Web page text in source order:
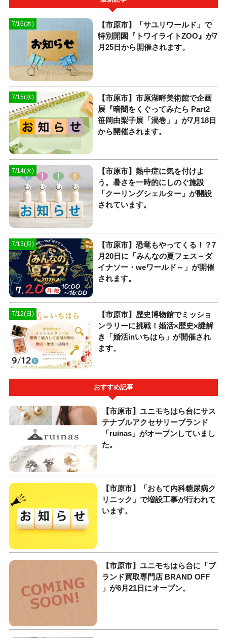
7/16(木)
【市原市】「サユリワールド」で
特別開園『トワイライトZOO』が7
月25日から開催されます。
7/15(水)
【市原市】市原湖畔美術館で企画
展『暗闇をくぐってみたら Part2
笹岡由梨子展「渦巻」』が7月18日
から開催されます。
7/14(火)
【市原市】熱中症に気を付けよ
う。暑さを一時的にしのぐ施設
「クーリングシェルター」が開設
されています。
7/13(月)
【市原市】恐竜もやってくる！？7
月20日に「みんなの夏フェス～ダ
イナソー・weワールド～」が開催
されます。
7/12(日)
【市原市】歴史博物館でミッショ
ンラリーに挑戦！婚活×歴史×謎解
き「婚活inいちはら」が開催され
ます。
おすすめ記事
【市原市】ユニモちはら台にサス
テナブルアクセサリーブランド
「ruinas」がオープンしていまし
た。
【市原市】「おもて内科糖尿病ク
リニック」で増設工事が行われて
います。
【市原市】ユニモちはら台に「ブ
ランド買取専門店 BRAND OFF
」が6月21日にオープン。